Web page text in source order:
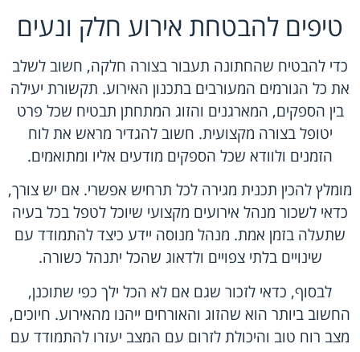
טיפים להבטחת אירוע חלק ונעים
כדי להבטיח שהחתונה תעבור בצורה חלקה, חשוב לשלב
את כל הגורמים המעורבים בתכנון האירוע. תקשורת יעילה
בין הספקים, המארגנים והזוג המתחתן תבטיח שכל פרט
יטופל בצורה מקצועית. חשוב להגדיר מראש את לוח
הזמנים ולוודא שכל הספקים מודעים אליו ומתואמים.
מומלץ להכין תכנית מגירה לכל תרחיש אפשרי. אם יש צורך,
כדאי לשכור מנהל אירועים מקצועי שיוכל לטפל בכל בעיה
שתעלה בזמן אמת. מנהל מנוסה יידע כיצד להתמודד עם
שינויים בלתי צפויים ולדאוג שהכל יתנהל כשורה.
לבסוף, כדאי לזכור שגם אם לא הכל ילך כפי שתוכנן,
החשוב ביותר הוא שהזוג והאורחים ייהנו מהאירוע. חיוכים,
מצב רוח טוב והיכולת לזרום עם המצב יעזרו להתמודד עם